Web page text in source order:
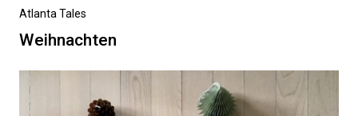
Vorheriger
Beitrag
Atlanta Tales
Weihnachten